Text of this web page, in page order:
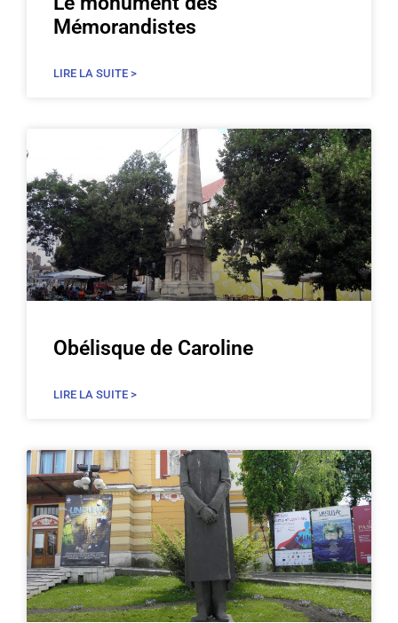
Mémorandistes
LIRE LA SUITE >
Obélisque de Caroline
LIRE LA SUITE >